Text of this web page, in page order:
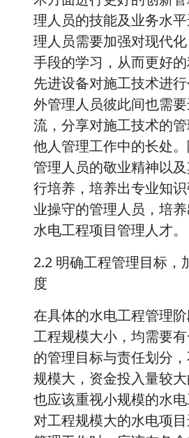
理人员的技能及业务水
理人员需要加强对现代
手段的学习，从而更好
先进设备对施工技术进
外管理人员彼此间也需
流，分享对施工技术的
他人管理工作中的长处
管理人员的敬业精神以
行培养，培养出专业知
业操守的管理人员，培
水电工程项目管理人才。
2.2 明确工程管理目标，
度
在具体的水电工程管理
工程规模大小，均需要
的管理目标与责任划分
规模大，资金投入量较大
也应该重视小规模的水
对工程规模大的水电项